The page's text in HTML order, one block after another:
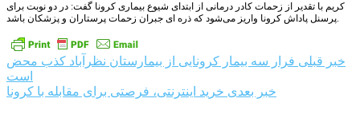
کریم با تقدیر از زحمات کادر درمانی از ابتدای شیوع بیماری کرونا گفت: در دو نوبت برای
پرسنل پاداش کرونا واریز می‌شود که ذره ای جبران زحمات پرستاران و پزشکان باشد.
راهبری
نوشته
خبر قبلی فرار سه بیمار کرونایی از بیمارستان نظرآباد کذب محض
است
خبر بعدی خرید اینترنتی، فرصتی برای مقابله با کرونا